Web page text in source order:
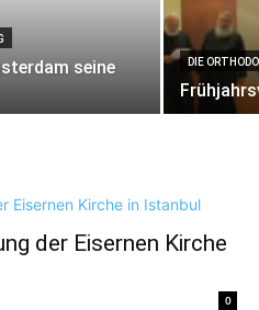
seine
DIE
der Eisernen Kirche
0